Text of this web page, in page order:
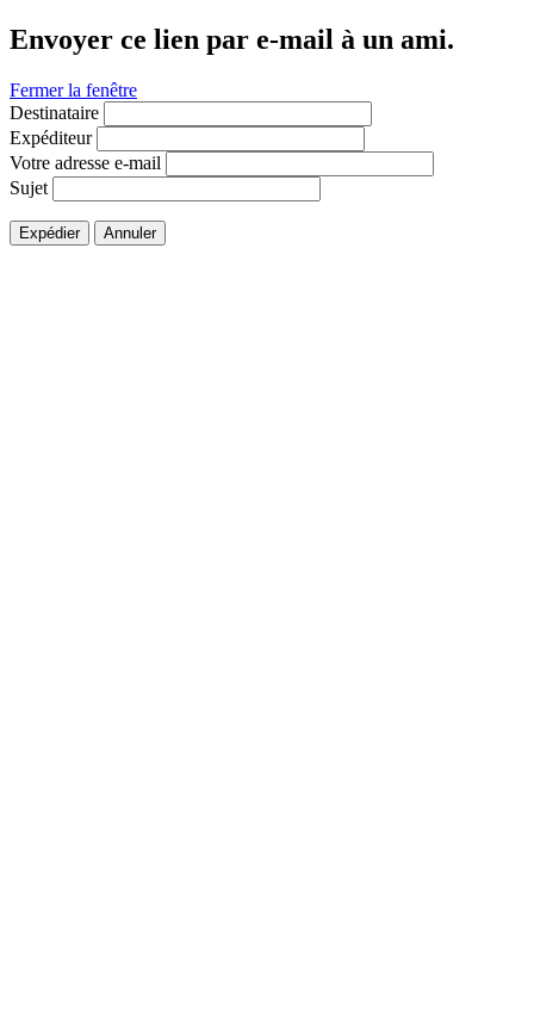
Envoyer ce lien par e-mail à un ami.
Fermer la fenêtre
Destinataire
Expéditeur
Votre adresse e-mail
Sujet
Expédier Annuler